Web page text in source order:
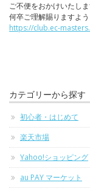
ご不便をおかけいたしま
何卒ご理解賜りますよ
https://club.ec-
カテゴリーから探す
初心者・はじめて
楽天市場
Yahoo!ショッピング
au PAY マーケット